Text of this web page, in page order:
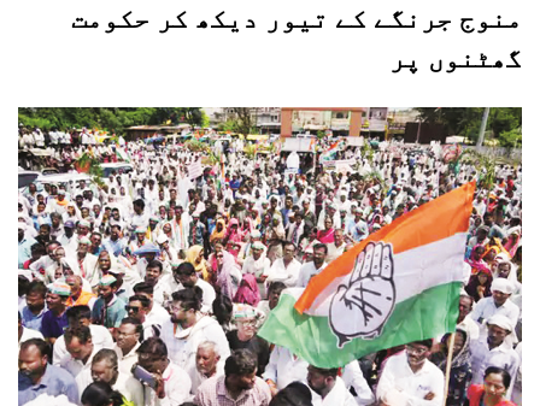
منوج جرنگے کے تیور دیکھ کر حکومت
گھٹنوں پر